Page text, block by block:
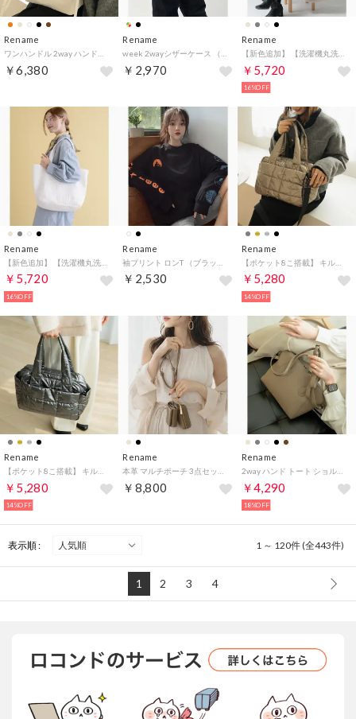
Rename
￥6,380
Rename
￥2,970
Rename
【新色追加】 【洗濯機丸洗い可能】 【保温保冷 ペットボトルポケット完備】 【SNS話題】 ヌビビッグトートバッグ（カフェベージュ）
￥5,720
16%OFF
Rename
￥5,720
16%OFF
Rename
￥2,530
Rename
【ポケット8こ搭載】 キルティング メタリック トートバッグ ボストン マザーズバッグ (BZ) -ヘーゼルカラー （BZ）
￥5,280
14%OFF
Rename
￥5,280
14%OFF
Rename
￥8,800
Rename
2way ハンド トート ショルダーバッグ （トープ）
￥4,290
18%OFF
表示順 : 1 ～ 120件 (全443件)
1 2 3 4